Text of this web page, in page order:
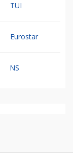
TUI
Eurostar
NS